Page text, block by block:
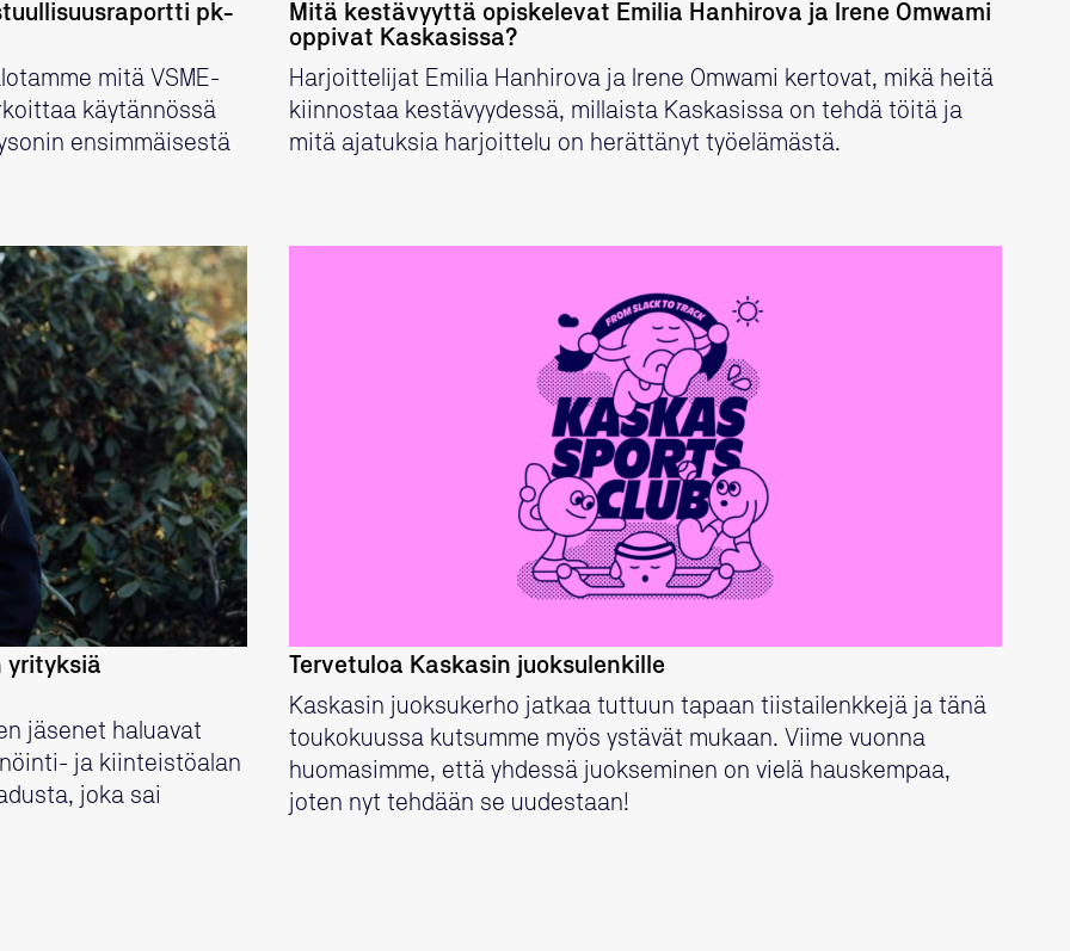
pk-
mitä VSME-
käytännössä
ensimmäisestä
Mitä kestävyyttä opiskelevat Emilia Hanhirova ja Irene Omwami
oppivat Kaskasissa?
Harjoittelijat Emilia Hanhirova ja Irene Omwami kertovat, mikä heitä
kiinnostaa kestävyydessä, millaista Kaskasissa on tehdä töitä ja
mitä ajatuksia harjoittelu on herättänyt työelämästä.
yrityksiä
jäsenet haluavat
ja kiinteistöalan
joka sai
LUE LISÄÄ
Tervetuloa Kaskasin juoksulenkille
Kaskasin juoksukerho jatkaa tuttuun tapaan tiistailenkkejä ja tänä
toukokuussa kutsumme myös ystävät mukaan. Viime vuonna
huomasimme, että yhdessä juokseminen on vielä hauskempaa,
joten nyt tehdään se uudestaan!